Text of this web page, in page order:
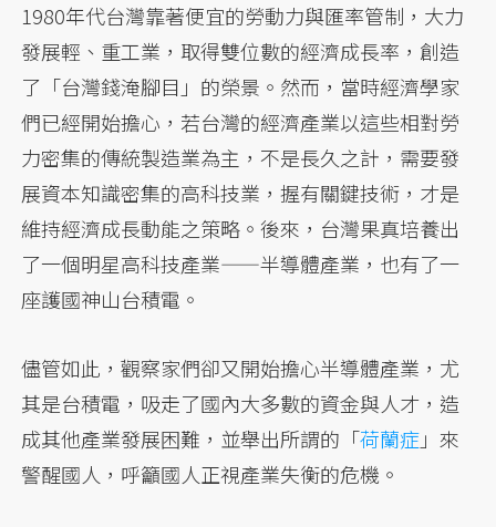
1980年代台灣靠著便宜的勞動力與匯率管制，大力
發展輕、重工業，取得雙位數的經濟成長率，創造
了「台灣錢淹腳目」的榮景。然而，當時經濟學家
們已經開始擔心，若台灣的經濟產業以這些相對勞
力密集的傳統製造業為主，不是長久之計，需要發
展資本知識密集的高科技業，握有關鍵技術，才是
維持經濟成長動能之策略。後來，台灣果真培養出
了一個明星高科技產業——半導體產業，也有了一
座護國神山台積電。
儘管如此，觀察家們卻又開始擔心半導體產業，尤
其是台積電，吸走了國內大多數的資金與人才，造
成其他產業發展困難，並舉出所謂的「荷蘭症」來
警醒國人，呼籲國人正視產業失衡的危機。